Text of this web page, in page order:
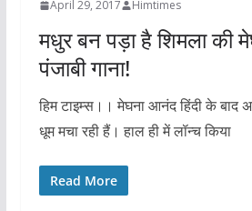
April 29, 2017 Himtimes
मधुर बन पड़ा है शिमला की
पंजाबी गाना!
हिम टाइम्स।। मेघना आनंद हिंदी के बाद
धूम मचा रही हैं। हाल ही में लॉन्च किया
Read More